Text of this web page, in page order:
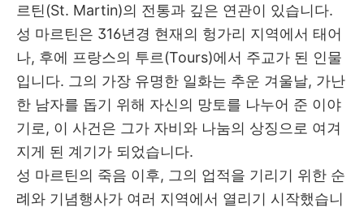
르틴(St. Martin)의 전통과 깊은 연관이 있습니다.
성 마르틴은 316년경 현재의 헝가리 지역에서 태어
나, 후에 프랑스의 투르 (Tours)에서 주교가 된 인물
입니다. 그의 가장 유명한 일화는 추운 겨울날, 가난
한 남자를 돕기 위해 자신의 망토를 나누어 준 이야
기로 , 이 사건은 그가 자비와 나눔의 상징으로 여겨
지게 된 계기가 되었습니다.
성 마르틴의 죽음 이후, 그의 업적을 기리기 위한 순
례와 기념행사가 여러 지역에서 열리기 시작했습니